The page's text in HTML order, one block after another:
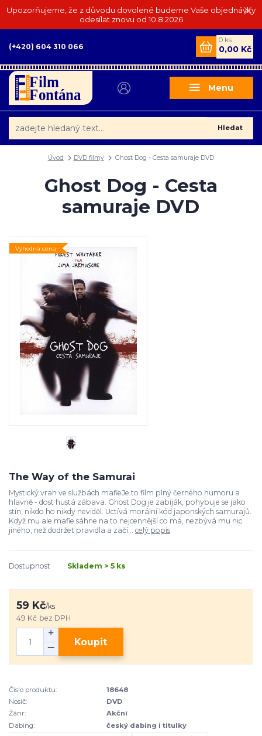
Upozorňujeme, že z důvodu dovolené budeme Vaše objednávky
odesílat znovu od 10.8.2026
Menu
Hledat
(+420) 604 310 066
0 ks
0,00 Kč
Úvod DVD filmy Ghost Dog - Cesta samuraje DVD
Ghost Dog - Cesta
samuraje DVD
Výhodná cena
The Way of the Samurai
Mystický vrah ve službách mafieJe to film plný černého humoru a
hlavně - dost hustá zábava. Ghost Dog je zabiják, pohybuje se jako
stín, nikdo ho nikdy neviděl. Uctívá morální kód japonských samurajů.
Když mu ale mafie sáhne na to nejcennější co má, nezbývá mu nic
jiného, než dodržet pravidla a začí... celý popis
Dostupnost Skladem > 5 ks
59 Kč/ks
49 Kč bez DPH
Koupit
Číslo produktu:
18648
Nosič:
DVD
Žánr:
Akční
Dabing:
český dabing i titulky